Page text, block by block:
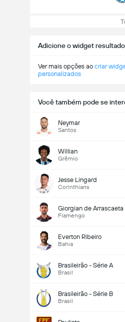
Adicione o widget
Ver mais opções ao criar
personalizados
Você também pode se
Neymar
Santos
Willian
Grêmio
Jesse Lingard
Corinthians
Giorgian de Arrascaeta
Flamengo
Everton Ribeiro
Bahia
Brasileirão - Série A
Brasil
Brasileirão - Série B
Brasil